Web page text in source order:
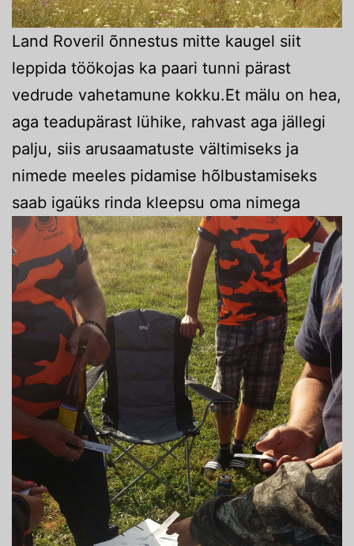
Land Roveril õnnestus mitte kaugel siit
leppida töökojas ka paari tunni pärast
vedrude vahetamune kokku.Et mälu on hea,
aga teadupärast lühike, rahvast aga jällegi
palju, siis arusaamatuste vältimiseks ja
nimede meeles pidamise hõlbustamiseks
saab igaüks rinda kleepsu oma nimega